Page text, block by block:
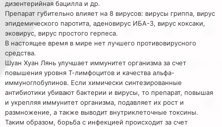
дизентерийная бацилла и др.
Препарат губительно влияет на 8 вирусов: вирусы гриппа, вирус
эпидемического паротита, аденовирус ИБА-3, вирус коксаки,
эковирус, вирус простого герпеса.
В настоящее время в мире нет лучшего противовирусного
средства.
Шуан Хуан Лянь улучшает иммунитет организма за счет
повышения уровня Т-лимфоцитов и качества альфа-
иммуноглобулинов. Если химически синтезированные
антибиотики убивают бактерии и вирусы, то препарат, повышая
и укрепляя иммунитет организма, подавляет их рост и
размножение, а также выводит внутриклеточные токсины.
Таким образом, борьба с инфекцией происходит за счет